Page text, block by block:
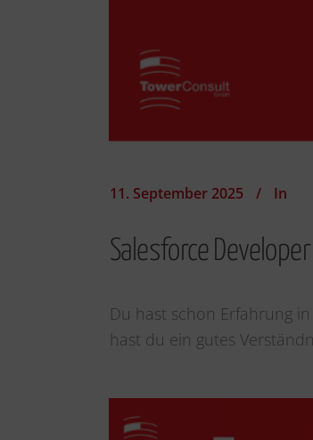
11. September 2025 In
Salesforce
Du hast schon Erfahrung
hast du ein gutes